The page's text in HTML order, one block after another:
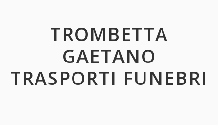
TROMBETTA
GAETANO
TRASPORTI FUNEBRI